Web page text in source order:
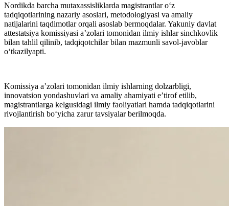
Nordikda barcha mutaxassisliklarda magistrantlar o‘z
tadqiqotlarining nazariy asoslari, metodologiyasi va amaliy
natijalarini taqdimotlar orqali asoslab bermoqdalar. Yakuniy davlat
attestatsiya komissiyasi a’zolari tomonidan ilmiy ishlar sinchkovlik
bilan tahlil qilinib, tadqiqotchilar bilan mazmunli savol-javoblar
o‘tkazilyapti.
Komissiya a’zolari tomonidan ilmiy ishlarning dolzarbligi,
innovatsion yondashuvlari va amaliy ahamiyati e’tirof etilib,
magistrantlarga kelgusidagi ilmiy faoliyatlari hamda tadqiqotlarini
rivojlantirish bo‘yicha zarur tavsiyalar berilmoqda.